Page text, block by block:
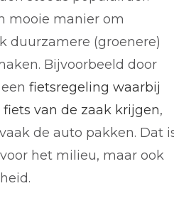
mooie manier om
duurzamere (groenere)
Bijvoorbeeld door
fietsregeling waarbij
van de zaak krijgen,
de auto pakken. Dat
het milieu, maar ook